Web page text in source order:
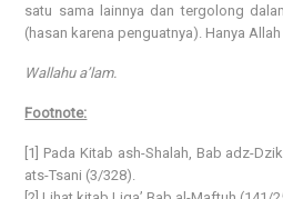
satu sama lainnya dan tergolong
(hasan karena penguatnya). Hanya
Wallahu a’lam.
Footnote:
[1] Pada Kitab ash-Shalah, Bab adz-
ats-Tsani (3/328).